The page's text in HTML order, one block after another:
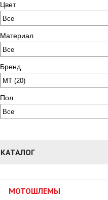
Цвет
Материал
Бренд
Пол
КАТАЛОГ
МОТОШЛЕМЫ